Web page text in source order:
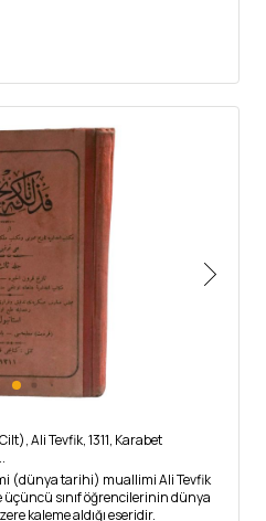
Ali Tevfik, 1311, Karabet
(dünya tarihi) muallimi Ali Tevfik
sınıf öğrencilerinin dünya
kaleme aldığı eseridir.